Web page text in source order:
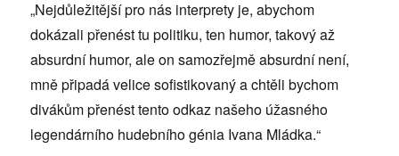
„Nejdůležitější pro nás interprety je, abychom
dokázali přenést tu politiku, ten humor, takový až
absurdní humor, ale on samozřejmě absurdní není,
mně připadá velice sofistikovaný a chtěli bychom
divákům přenést tento odkaz našeho úžasného
legendárního hudebního génia Ivana Mládka.“